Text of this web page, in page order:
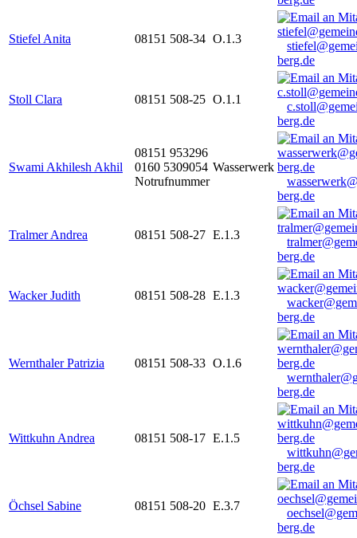
Stiefel Anita 08151 508-34 O.1.3
berg.de
Stoll Clara 08151 508-25 O.1.1
berg.de
Swami Akhilesh Akhil
08151 953296
0160 5309054
Notrufnummer
Wasserwerk
berg.de
Tralmer Andrea 08151 508-27 E.1.3
berg.de
Wacker Judith 08151 508-28 E.1.3
berg.de
Wernthaler Patrizia 08151 508-33 O.1.6
berg.de
Wittkuhn Andrea 08151 508-17 E.1.5
berg.de
Öchsel Sabine 08151 508-20 E.3.7
berg.de